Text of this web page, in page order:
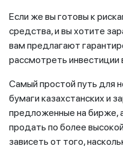
Если же вы готовы к
средства, и вы хотите
вам предлагают
рассмотреть инвестиции
Самый простой путь для
бумаги казахстанских и
предложенные на бирже,
продать по более
зависеть от того,